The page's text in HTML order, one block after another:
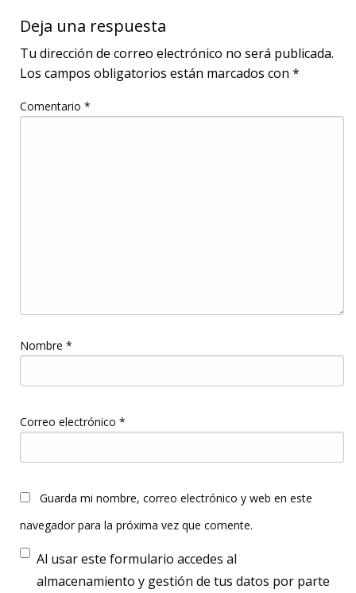
Deja una respuesta
Tu dirección de correo electrónico no será publicada.
Los campos obligatorios están marcados con *
Comentario *
Nombre *
Correo electrónico *
Guarda mi nombre, correo electrónico y web en este
navegador para la próxima vez que comente.
Al usar este formulario accedes al
almacenamiento y gestión de tus datos por parte